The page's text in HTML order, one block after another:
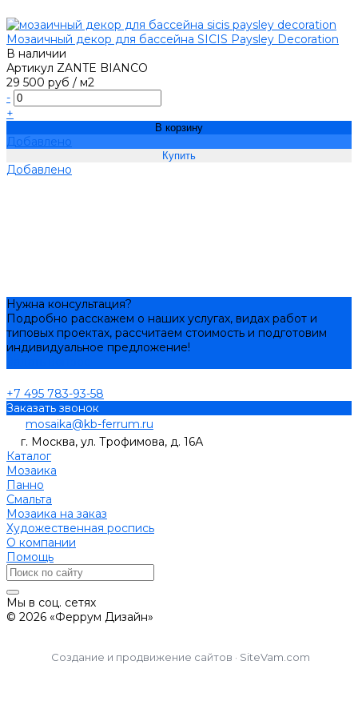
Мозаичный декор для бассейна SICIS Paysley Decoration
В наличии
Артикул ZANTE BIANCO
29 500 руб / м2
-
+
В корзину
Добавлено
Добавлено
Нужна консультация?
Подробно расскажем о наших услугах, видах работ и
типовых проектах, рассчитаем стоимость и подготовим
индивидуальное предложение!
+7 495 783-93-58
Заказать звонок
mosaika@kb-ferrum.ru
г. Москва, ул. Трофимова, д. 16А
Каталог
Мозаика
Панно
Смальта
Мозаика на заказ
Художественная роспись
О компании
Помощь
Мы в соц. сетях
© 2026 «Феррум Дизайн»
Создание и продвижение сайтов · SiteVam.com